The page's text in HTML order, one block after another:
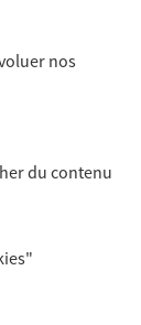
vous-même et
nos
du contenu
"